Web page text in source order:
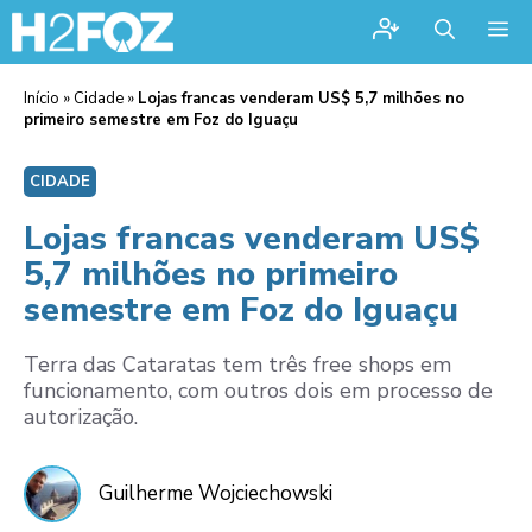
Início » Cidade » Lojas francas venderam US$ 5,7 milhões no
primeiro semestre em Foz do Iguaçu
CIDADE
Lojas francas venderam US$
5,7 milhões no primeiro
semestre em Foz do Iguaçu
Terra das Cataratas tem três free shops em
funcionamento, com outros dois em processo de
autorização.
Guilherme Wojciechowski